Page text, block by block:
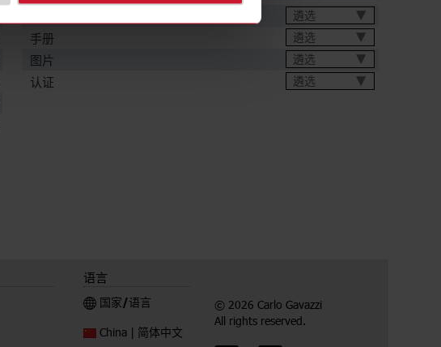
遴选
手册 遴选
图片 遴选
认证 遴选
语言
国家/语言
China | 简体中文
© 2026 Carlo Gavazzi
All rights reserved.